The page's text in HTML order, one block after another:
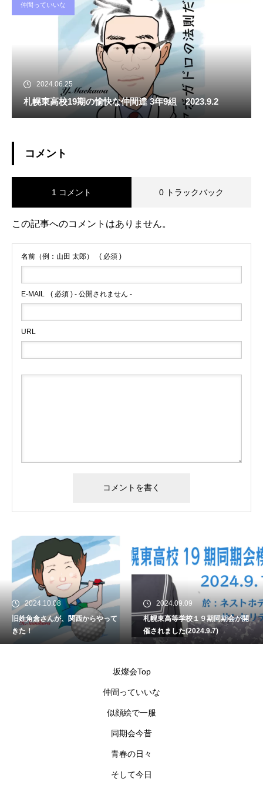
仲間っていいな
2024.06.25
札幌東高校19期の愉快な仲間達 3年9組 2023.9.2
コメント
1 コメント 0 トラックバック
この記事へのコメントはありません。
名前（例：山田 太郎） ( 必須 )
E-MAIL ( 必須 ) - 公開されません -
URL
2024.10.08
旧姓角倉さんが、関西からやって
きた！
2024.09.09
札幌東高等学校１９期同期会が開
催されました(2024.9.7)
坂燦会Top
仲間っていいな
似顔絵で一服
同期会今昔
青春の日々
そして今日